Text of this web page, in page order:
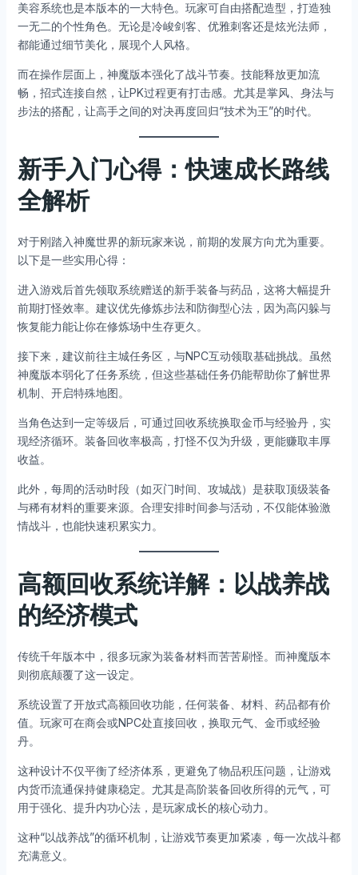
美容系统也是本版本的一大特色。玩家可自由搭配造型，打造独
一无二的个性角色。无论是冷峻剑客、优雅刺客还是炫光法师，
都能通过细节美化，展现个人风格。
而在操作层面上，神魔版本强化了战斗节奏。技能释放更加流
畅，招式连接自然，让PK过程更有打击感。尤其是掌风、身法与
步法的搭配，让高手之间的对决再度回归“技术为王”的时代。
新手入门心得：快速成长路线
全解析
对于刚踏入神魔世界的新玩家来说，前期的发展方向尤为重要。
以下是一些实用心得：
进入游戏后首先领取系统赠送的新手装备与药品，这将大幅提升
前期打怪效率。建议优先修炼步法和防御型心法，因为高闪躲与
恢复能力能让你在修炼场中生存更久。
接下来，建议前往主城任务区，与NPC互动领取基础挑战。虽然
神魔版本弱化了任务系统，但这些基础任务仍能帮助你了解世界
机制、开启特殊地图。
当角色达到一定等级后，可通过回收系统换取金币与经验丹，实
现经济循环。装备回收率极高，打怪不仅为升级，更能赚取丰厚
收益。
此外，每周的活动时段（如灭门时间、攻城战）是获取顶级装备
与稀有材料的重要来源。合理安排时间参与活动，不仅能体验激
情战斗，也能快速积累实力。
高额回收系统详解：以战养战
的经济模式
传统千年版本中，很多玩家为装备材料而苦苦刷怪。而神魔版本
则彻底颠覆了这一设定。
系统设置了开放式高额回收功能，任何装备、材料、药品都有价
值。玩家可在商会或NPC处直接回收，换取元气、金币或经验
丹。
这种设计不仅平衡了经济体系，更避免了物品积压问题，让游戏
内货币流通保持健康稳定。尤其是高阶装备回收所得的元气，可
用于强化、提升内功心法，是玩家成长的核心动力。
这种“以战养战”的循环机制，让游戏节奏更加紧凑，每一次战斗都
充满意义。